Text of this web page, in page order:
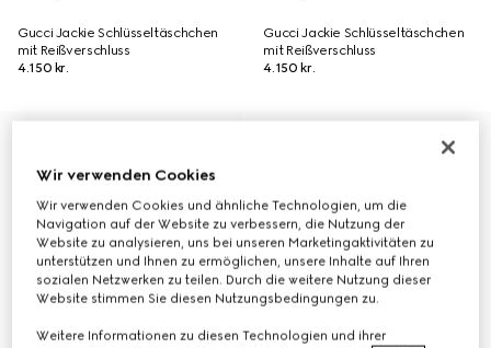
Gucci Jackie Schlüsseltäschchen
mit Reißverschluss
4.150 kr.
Gucci Jackie Schlüsseltäschchen
mit Reißverschluss
4.150 kr.
Wir verwenden Cookies
Wir verwenden Cookies und ähnliche Technologien, um die
Navigation auf der Website zu verbessern, die Nutzung der
Website zu analysieren, uns bei unseren Marketingaktivitäten zu
unterstützen und Ihnen zu ermöglichen, unsere Inhalte auf Ihren
sozialen Netzwerken zu teilen. Durch die weitere Nutzung dieser
Website stimmen Sie diesen Nutzungsbedingungen zu.
Weitere Informationen zu diesen Technologien und ihrer